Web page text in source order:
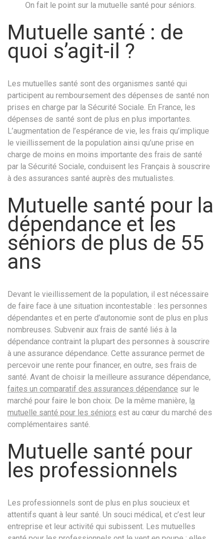
On fait le point sur la mutuelle santé pour séniors.
Mutuelle santé : de
quoi s’agit-il ?
Les mutuelles santé sont des organismes santé qui
participent au remboursement des dépenses de santé non
prises en charge par la Sécurité Sociale. En France, les
dépenses de santé sont de plus en plus importantes.
L’augmentation de l’espérance de vie, les frais qu’implique
le vieillissement de la population ainsi qu’une prise en
charge de moins en moins importante des frais de santé
par la Sécurité Sociale, conduisent les Français à souscrire
à des assurances santé auprès des mutualistes.
Mutuelle santé pour la
dépendance et les
séniors de plus de 55
ans
Devant le vieillissement de la population, il est nécessaire
de faire face à une situation incontestable : les personnes
dépendantes et en perte d’autonomie sont de plus en plus
nombreuses. Subvenir aux frais de santé liés à la
dépendance contraint la plupart des personnes à souscrire
à une assurance dépendance. Cette assurance permet de
percevoir une rente pour financer, en outre, ses frais de
santé. Avant de choisir la meilleure assurance dépendance,
faites un comparatif des assurances dépendance sur le
marché pour faire le bon choix. De la même manière, la
mutuelle santé pour les séniors est au cœur du marché des
complémentaires santé.
Mutuelle santé pour
les professionnels
Les professionnels sont de plus en plus soucieux et
attentifs quant à leur santé. Un souci médical, et c’est leur
entreprise et leur activité qui subissent. Les mutuelles